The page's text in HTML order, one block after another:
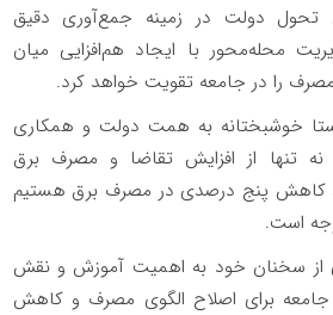
تحول دولت در زمینه جمع‌آوری دقیق
محله‌محور با ایجاد هم‌افزایی میان
مصرف را در جامعه تقویت خواهد کرد.
خوشبختانه به همت دولت و همکاری
نه تنها از افزایش تقاضا و مصرف برق
کاهش پنج درصدی در مصرف برق هستیم
است.
از سخنان خود به اهمیت آموزش و نقش
جامعه برای اصلاح الگوی مصرف و کاهش